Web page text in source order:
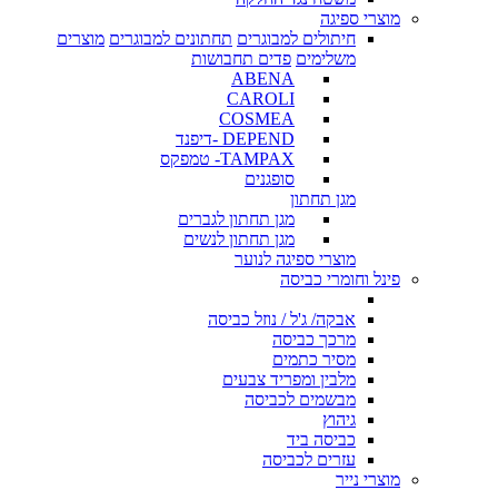
מוצרי ספיגה
חיתולים למבוגרים תחתונים למבוגרים מוצרים
משלימים פדים תחבושות
ABENA
CAROLI
COSMEA
DEPEND -דיפנד
TAMPAX- טמפקס
סופגנים
מגן תחתון
מגן תחתון לגברים
מגן תחתון לנשים
מוצרי ספיגה לנוער
פינל וחומרי כביסה
אבקה/ ג'ל / נוזל כביסה
מרכך כביסה
מסיר כתמים
מלבין ומפריד צבעים
מבשמים לכביסה
גיהוץ
כביסה ביד
עזרים לכביסה
מוצרי נייר